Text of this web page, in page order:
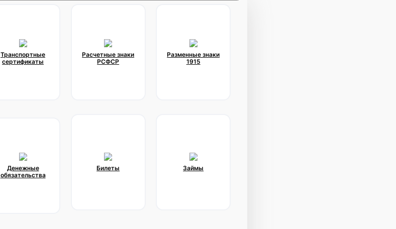
Транспортные
сертификаты
Расчетные знаки
РСФСР
Разменные знаки
1915
Денежные
обязательства
Билеты Займы